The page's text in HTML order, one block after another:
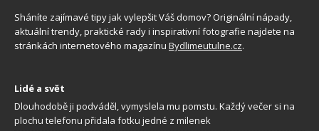
Sháníte zajímavé tipy jak vylepšit Váš domov? Originální nápady,
aktuální trendy, praktické rady i inspirativní fotografie najdete na
stránkách internetového magazínu Bydlimeutulne.cz.
Lidé a svět
Dlouhodobě ji podváděl, vymyslela mu pomstu. Každý večer si na
plochu telefonu přidala fotku jedné z milenek